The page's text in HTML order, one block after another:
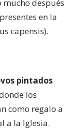
después
en la
capensis).
pintados
los
como regalo a
a la Iglesia.